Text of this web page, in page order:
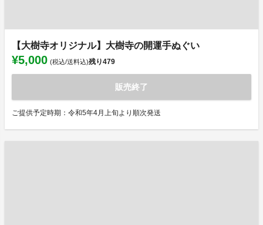
【大樹寺オリジナル】大樹寺の開運手ぬぐい
¥5,000 (税込/送料込)残り479
販売終了
ご提供予定時期：令和5年4月上旬より順次発送